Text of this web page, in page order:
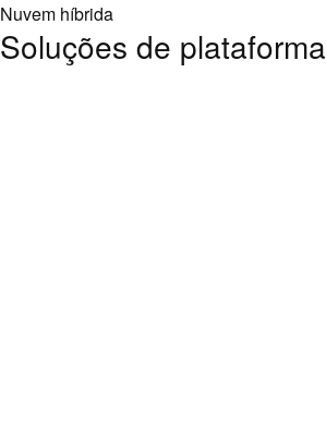
Nuvem híbrida
Soluções de plataforma